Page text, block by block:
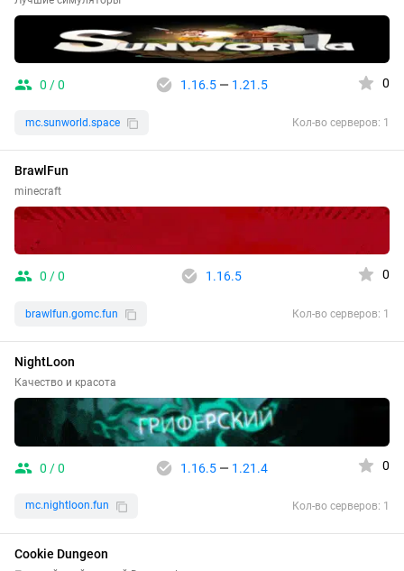
0 / 0 1.16.5— 1.21.5 0
mc.sunworld.space Кол-во серверов: 1
BrawlFun
minecraft
0 / 0 1.16.5 0
brawlfun.gomc.fun Кол-во серверов: 1
NightLoon
Качество и красота
0 / 0 1.16.5— 1.21.4 0
mc.nightloon.fun Кол-во серверов: 1
Cookie Dungeon